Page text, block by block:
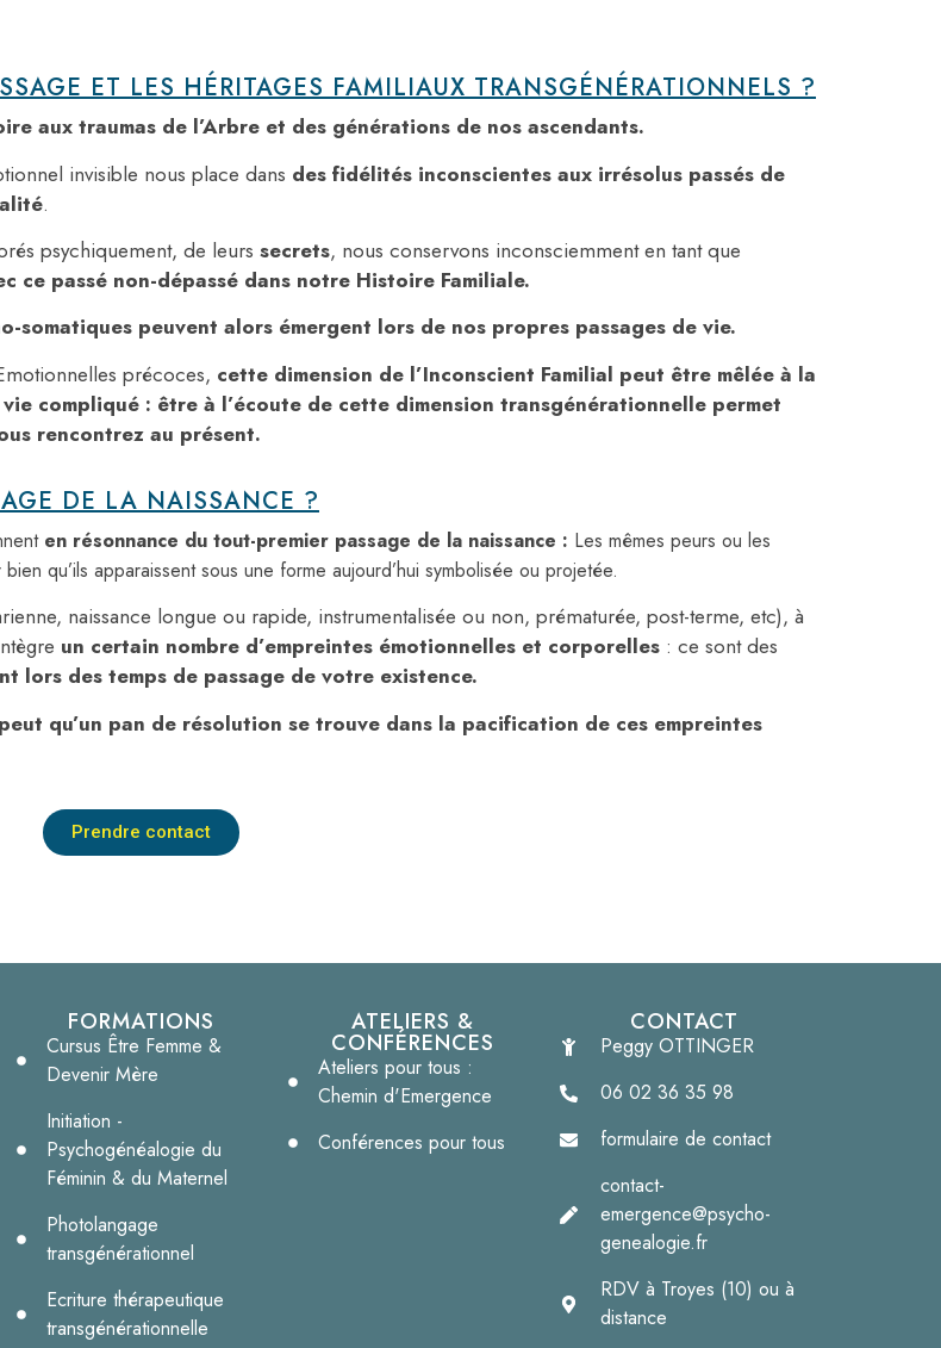
ET LESHÉRITAGES FAMILIAUX TRANSGÉNÉRATIONNELS ?
aux traumas de l’Arbre et des générations de nos ascendants.
invisible nous place dans des fidélités inconscientes aux irrésolus passés de
.
psychiquement, de leurs secrets, nous conservons inconsciemment en tant que
ce passé non-dépassé dans notre Histoire Familiale.
somatiques peuvent alors émergent lors de nos propres passages de vie.
précoces, cette dimension de l’Inconscient Familial peut être mêlée à la
compliqué : être à l’écoute de cette dimension transgénérationnelle permet
rencontrez au présent.
DE LA NAISSANCE ?
en résonnance du tout-premier passage de la naissance : Les mêmes peurs ou les
qu’ils apparaissent sous une forme aujourd’hui symbolisée ou projetée.
naissance longue ou rapide, instrumentalisée ou non, prématurée, post-terme, etc), à
un certain nombre d’empreintes émotionnelles et corporelles : ce sont des
lors des temps de passage de votre existence.
qu’un pan de résolution se trouve dans la pacification de ces empreintes
Prendre contact
FORMATIONS
Cursus Être Femme &
Devenir Mère
Initiation -
Psychogénéalogie du
Féminin & du Maternel
Photolangage
transgénérationnel
Ecriture thérapeutique
transgénérationnelle
ATELIERS &
CONFÉRENCES
Ateliers pour tous :
Chemin d'Emergence
Conférences pour tous
CONTACT
Peggy OTTINGER
06 02 36 35 98
formulaire de contact
contact-
emergence@psycho-
genealogie.fr
RDV à Troyes (10) ou à
distance